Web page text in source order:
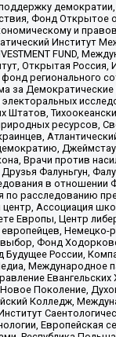
Фонд Открытое
и
Институт
FUND,
Открытая Россия,
регионального
за
Штатов,
ресурсов,
Врачи против
Фалуньгун,
в отношении
по расследованию
Ассоциация
Европы, Центр
Немецко-
Фонд
Будущее России,
Международное
Евангельских
Поколение,
Колледж,
Европейская